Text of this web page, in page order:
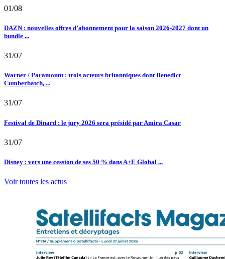
01/08
DAZN : nouvelles offres d’abonnement pour la saison 2026-2027 dont un
bundle ...
31/07
Warner / Paramount : trois acteurs britanniques dont Benedict
Cumberbatch, ...
31/07
Festival de Dinard : le jury 2026 sera présidé par Amira Casar
31/07
Disney : vers une cession de ses 50 % dans A+E Global ...
Voir toutes les actus